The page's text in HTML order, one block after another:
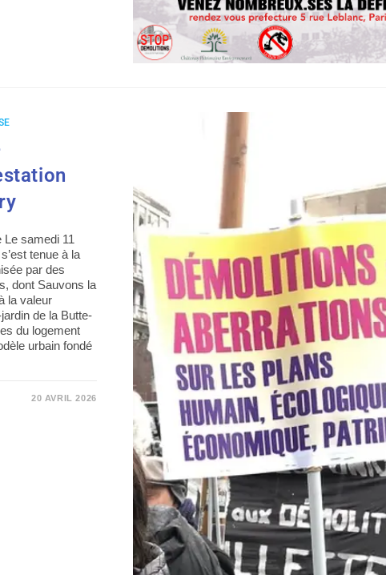
samedi 11
tenue à la
par des
dont Sauvons la
la valeur
de la Butte-
du logement
urbain fondé
20 AVRIL 2026